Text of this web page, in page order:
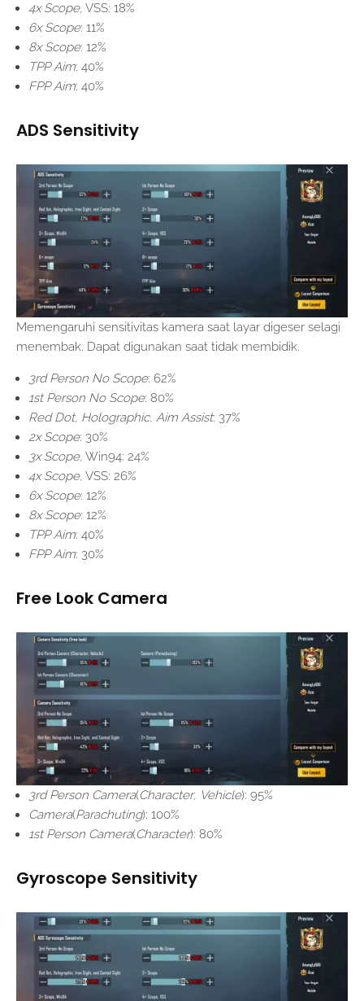
4x Scope, VSS: 18%
6x Scope: 11%
8x Scope: 12%
TPP Aim: 40%
FPP Aim: 40%
ADS Sensitivity
Memengaruhi sensitivitas kamera saat layar digeser selagi
menembak. Dapat digunakan saat tidak membidik.
3rd Person No Scope: 62%
1st Person No Scope: 80%
Red Dot, Holographic, Aim Assist: 37%
2x Scope: 30%
3x Scope, Win94: 24%
4x Scope, VSS: 26%
6x Scope: 12%
8x Scope: 12%
TPP Aim: 40%
FPP Aim: 30%
Free Look Camera
3rd Person Camera(Character, Vehicle): 95%
Camera(Parachuting): 100%
1st Person Camera(Character): 80%
Gyroscope Sensitivity